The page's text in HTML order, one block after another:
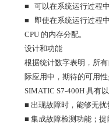
■ 可以在系统运行过程
■ 即使在系统运行过程
CPU 的内存分配。
设计和功能
根据统计数字表明，所
际应用中，期待的可用
SIMATIC S7-400H 具有
■ 出现故障时，能够无扰
■ 集成故障检测功能；